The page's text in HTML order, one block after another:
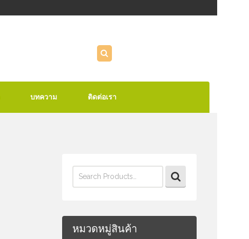
บทความ ติดต่อเรา
for:
หมวดหมู่สินค้า